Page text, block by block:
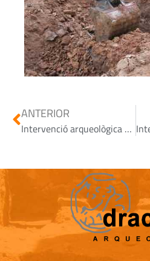
ANTERIOR
Intervenció arqueològica al c/Sant Cugat – Sabadell